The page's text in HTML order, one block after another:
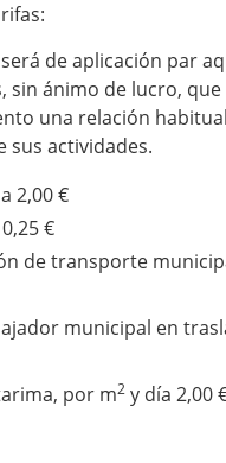
de aplicación par
sin ánimo de lucro,
una relación
sus actividades.
2,00 €
€
de transporte
municipal en
por m2 y día 2,00